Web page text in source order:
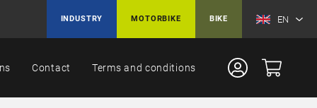
INDUSTRY MOTORBIKE BIKE EN
Contact Terms and conditions